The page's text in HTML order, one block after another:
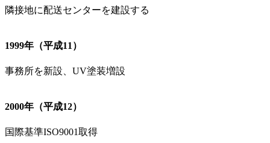
隣接地に配送センターを建設する
1999年（平成11）
事務所を新設、UV塗装増設
2000年（平成12）
国際基準ISO9001取得